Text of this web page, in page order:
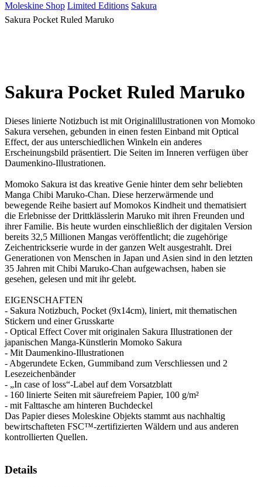
Moleskine Shop Limited Editions Sakura
Sakura Pocket Ruled Maruko
Sakura Pocket Ruled Maruko
Dieses linierte Notizbuch ist mit Originalillustrationen von Momoko
Sakura versehen, gebunden in einen festen Einband mit Optical
Effect, der aus unterschiedlichen Winkeln ein anderes
Erscheinungsbild präsentiert. Die Seiten im Inneren verfügen über
Daumenkino-Illustrationen.
Momoko Sakura ist das kreative Genie hinter dem sehr beliebten
Manga Chibi Maruko-Chan. Diese herzerwärmende und
bewegende Reihe basiert auf Momokos Kindheit und thematisiert
die Erlebnisse der Drittklässlerin Maruko mit ihren Freunden und
ihrer Familie. Bis heute wurden einschließlich der digitalen Version
bereits 32,5 Millionen Mangas veröffentlicht; die zugehörige
Zeichentrickserie wurde in der ganzen Welt ausgestrahlt. Drei
Generationen von Menschen in Japan und Asien sind in den letzten
35 Jahren mit Chibi Maruko-Chan aufgewachsen, haben sie
gesehen, gelesen und mit ihr gelebt.
EIGENSCHAFTEN
- Sakura Notizbuch, Pocket (9x14cm), liniert, mit thematischen
Stickern und einer Grusskarte
- Optical Effect Cover mit originalen Sakura Illustrationen der
japanischen Manga-Künstlerin Momoko Sakura
- Mit Daumenkino-Illustrationen
- Abgerundete Ecken, Gummiband zum Verschliessen und 2
Lesezeichenbänder
- „In case of loss“-Label auf dem Vorsatzblatt
- 160 linierte Seiten mit säurefreiem Papier, 100 g/m²
- mit Falttasche am hinteren Buchdeckel
Das Papier dieses Moleskine Objekts stammt aus nachhaltig
bewirtschafteten FSC™-zertifizierten Wäldern und aus anderen
kontrollierten Quellen.
Details